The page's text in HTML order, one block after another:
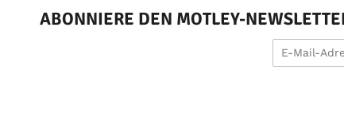
ABONNIERE DEN MOTLEY-